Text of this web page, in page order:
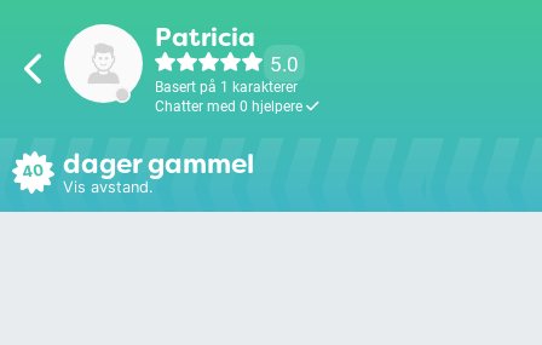
Patricia
5.0
Basert på 1 karakterer
Chatter med 0 hjelpere
40 dager gammel
Vis avstand.